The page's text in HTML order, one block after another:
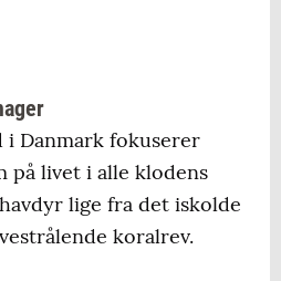
i Danmark fokuserer
på livet i alle klodens
lige fra det iskolde
koralrev.